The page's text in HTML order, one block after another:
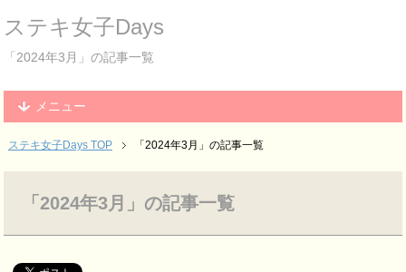
ステキ女子Days
「2024年3月」の記事一覧
メニュー
ステキ女子Days TOP 「2024年3月」の記事一覧
「2024年3月」の記事一覧